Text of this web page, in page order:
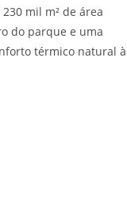
mil m² de área
do parque e uma
térmico natural à